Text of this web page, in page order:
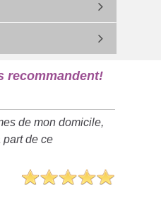
recommandent!
de mon domicile,
part de ce